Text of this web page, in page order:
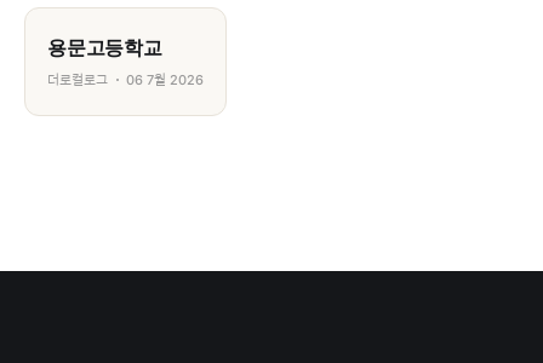
용문고등학교
더로컬로그 06 7월 2026